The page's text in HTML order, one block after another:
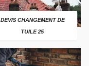
DEVIS CHANGEMENT DE
TUILE 25